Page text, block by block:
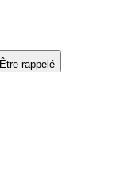
Être rappelé